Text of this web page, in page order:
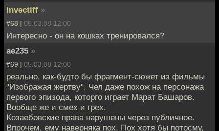
invectiff »
#68 | 05.03.08 12:00
Интересно - он на кошках тренировался?
ae235 »
#69 | 05.03.08 12:00
реально, как-будто бы фрагмент-сюжет из фильмы
"Изображая жертву". Чел даже похож на персонажа
первого эпизода, которго играет Марат Башаров.
Вообще же и смех и грех.
Козаебовские права нарушены через публичное.
Впрочем, ему наверняка пох. Пох хотя бы потосму,